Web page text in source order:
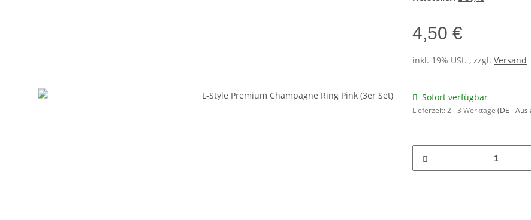
4,50 €
inkl. 19% USt. , zzgl. Versand
Sofort verfügbar
Lieferzeit:2 - 3 Werktage (DE -